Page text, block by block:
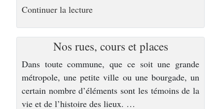
Continuer la lecturede
ville
d’histoire »
Nos rues, cours et places
Dans toute commune, que ce soit une grande
métropole, une petite ville ou une bourgade, un
certain nombre d’éléments sont les témoins de la
vie et de l’histoire des lieux. …